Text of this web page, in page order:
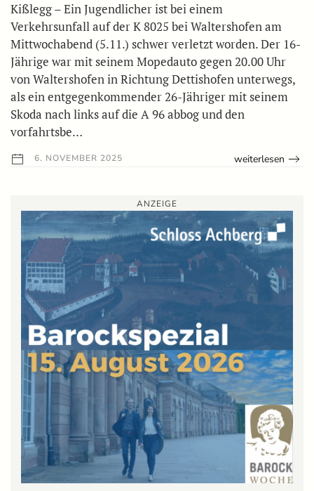
Kißlegg – Ein Jugendlicher ist bei einem
Verkehrsunfall auf der K 8025 bei Waltershofen am
Mittwochabend (5.11.) schwer verletzt worden. Der 16-
Jährige war mit seinem Mopedauto gegen 20.00 Uhr
von Waltershofen in Richtung Dettishofen unterwegs,
als ein entgegenkommender 26-Jähriger mit seinem
Skoda nach links auf die A 96 abbog und den
vorfahrtsbe…
6. NOVEMBER 2025 weiterlesen
ANZEIGE